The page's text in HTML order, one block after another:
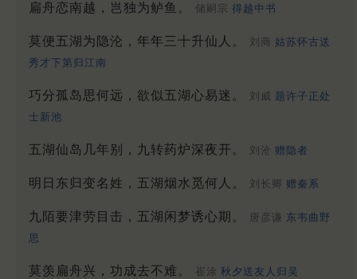
扁舟恋南越，岂独为鲈鱼。 储嗣宗 得越中书
莫便五湖为隐沦，年年三十升仙人。 刘商 姑苏怀古送
秀才下第归江南
巧分孤岛思何远，欲似五湖心易迷。 刘威 题许子正处
士新池
五湖仙岛几年别，九转药炉深夜开。 刘沧 赠隐者
明日东归变名姓，五湖烟水觅何人。 刘长卿 赠秦系
九陌要津劳目击，五湖闲梦诱心期。 唐彦谦 东韦曲野
思
莫羡扁舟兴，功成去不难。 崔涂 秋夕送友人归吴